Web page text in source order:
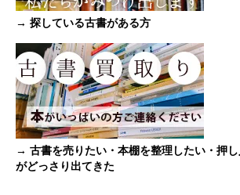
→ 探している古書がある方
→ 古書を売りたい・本棚を整理したい・押
がどっさり出てきた